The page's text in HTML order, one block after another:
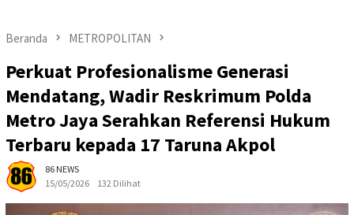
Beranda METROPOLITAN
Perkuat Profesionalisme Generasi
Mendatang, Wadir Reskrimum Polda
Metro Jaya Serahkan Referensi Hukum
Terbaru kepada 17 Taruna Akpol
86 NEWS
15/05/2026
132 Dilihat